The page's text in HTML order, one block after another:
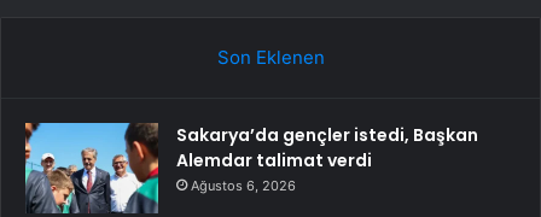
Son Eklenen
Sakarya’da gençler istedi, Başkan
Alemdar talimat verdi
Ağustos 6, 2026